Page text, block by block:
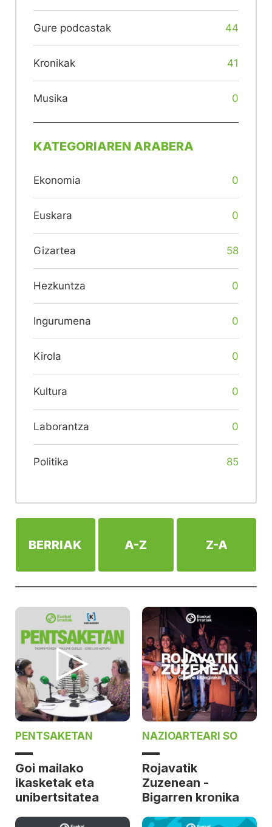
Gure podcastak 44
Kronikak 41
Musika 0
KATEGORIAREN ARABERA
Ekonomia 0
Euskara 0
Gizartea 58
Hezkuntza 0
Ingurumena 0
Kirola 0
Kultura 0
Laborantza 0
Politika 85
BERRIAK A-Z Z-A
PENTSAKETAN
Goi mailako
ikasketak eta
unibertsitatea
NAZIOARTEARI SO
Rojavatik
Zuzenean -
Bigarren kronika